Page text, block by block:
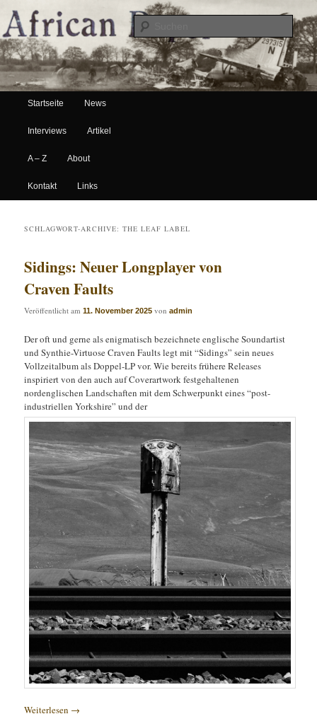
African Paper
Hauptmenü
Zum Inhalt wechseln
Zum sekundären Inhalt wechseln
Startseite News
Interviews Artikel
A – Z About
Kontakt Links
SCHLAGWORT-ARCHIVE:THE LEAF LABEL
Sidings: Neuer Longplayer von
Craven Faults
Veröffentlicht am11. November 2025 vonadmin
Der oft und gerne als enigmatisch bezeichnete englische Soundartist
und Synthie-Virtuose Craven Faults legt mit “Sidings” sein neues
Vollzeitalbum als Doppel-LP vor. Wie bereits frühere Releases
inspiriert von den auch auf Coverartwork festgehaltenen
nordenglischen Landschaften mit dem Schwerpunkt eines “post-
industriellen Yorkshire” und der
Weiterlesen →